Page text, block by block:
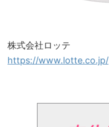
株式会社ロッテ
https://www.lotte.co.jp/